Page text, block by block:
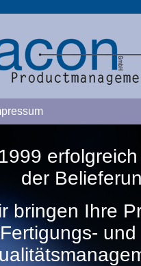
der
bringen Ihre
Fertigungs-